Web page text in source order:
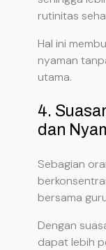
rutinitas
Hal ini
nyaman
utama.
4.
dan
Sebagian
bersama
Dengan
dapat lebih